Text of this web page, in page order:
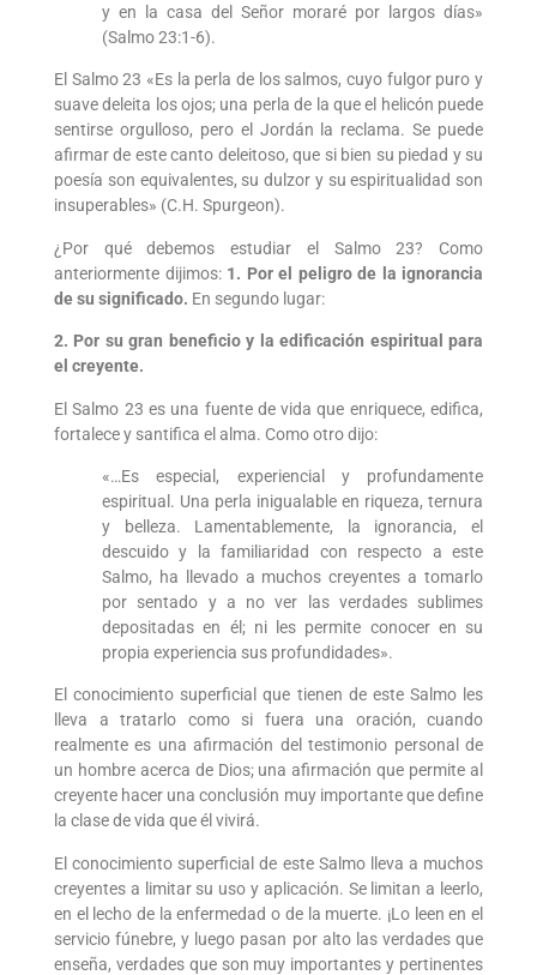
y en la casa del Señor moraré por largos días»
(Salmo 23:1-6).
El Salmo 23 «Es la perla de los salmos, cuyo fulgor puro y
suave deleita los ojos; una perla de la que el helicón puede
sentirse orgulloso, pero el Jordán la reclama. Se puede
afirmar de este canto deleitoso, que si bien su piedad y su
poesía son equivalentes, su dulzor y su espiritualidad son
insuperables» (C.H. Spurgeon).
¿Por qué debemos estudiar el Salmo 23? Como
anteriormente dijimos: 1. Por el peligro de la ignorancia
de su significado. En segundo lugar:
2. Por su gran beneficio y la edificación espiritual para
el creyente.
El Salmo 23 es una fuente de vida que enriquece, edifica,
fortalece y santifica el alma. Como otro dijo:
«…Es especial, experiencial y profundamente
espiritual. Una perla inigualable en riqueza, ternura
y belleza. Lamentablemente, la ignorancia, el
descuido y la familiaridad con respecto a este
Salmo, ha llevado a muchos creyentes a tomarlo
por sentado y a no ver las verdades sublimes
depositadas en él; ni les permite conocer en su
propia experiencia sus profundidades».
El conocimiento superficial que tienen de este Salmo les
lleva a tratarlo como si fuera una oración, cuando
realmente es una afirmación del testimonio personal de
un hombre acerca de Dios; una afirmación que permite al
creyente hacer una conclusión muy importante que define
la clase de vida que él vivirá.
El conocimiento superficial de este Salmo lleva a muchos
creyentes a limitar su uso y aplicación. Se limitan a leerlo,
en el lecho de la enfermedad o de la muerte. ¡Lo leen en el
servicio fúnebre, y luego pasan por alto las verdades que
enseña, verdades que son muy importantes y pertinentes